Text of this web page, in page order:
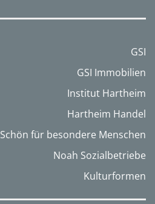
GSI
GSI Immobilien
Institut Hartheim
Hartheim Handel
Schön für besondere Menschen
Noah Sozialbetriebe
Kulturformen